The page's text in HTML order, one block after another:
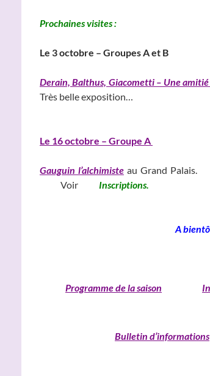
Prochaines visites :
Le 3 octobre – Groupes A et B
Derain, Balthus, Giacometti – Une
Très belle exposition…
Le 16 octobre – Groupe A
Gauguin l’alchimiste au Grand Palais.
Voir
A
Programme de la saison
Bulletin d’informations